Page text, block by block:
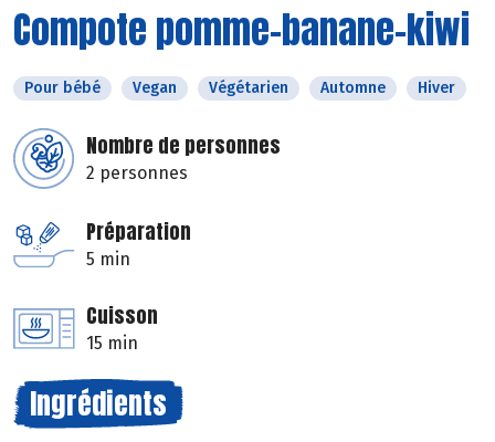
Compote pomme-banane-kiwi
Pour bébé Vegan Végétarien Automne Hiver
Nombre de personnes
2 personnes
Préparation
5 min
Cuisson
15 min
Ingrédients